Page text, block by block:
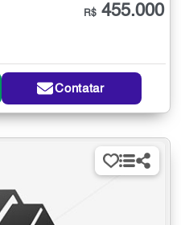
R$ 455.000
Contatar